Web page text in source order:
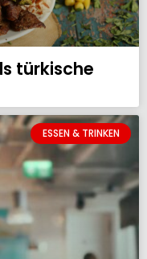
türkische
ESSEN & TRINKEN